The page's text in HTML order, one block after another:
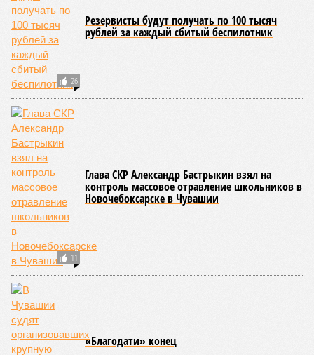
26
Резервисты будут получать по 100 тысяч
рублей за каждый сбитый беспилотник
11
Глава СКР Александр Бастрыкин взял на
контроль массовое отравление школьников в
Новочебоксарске в Чувашии
«Благодати» конец